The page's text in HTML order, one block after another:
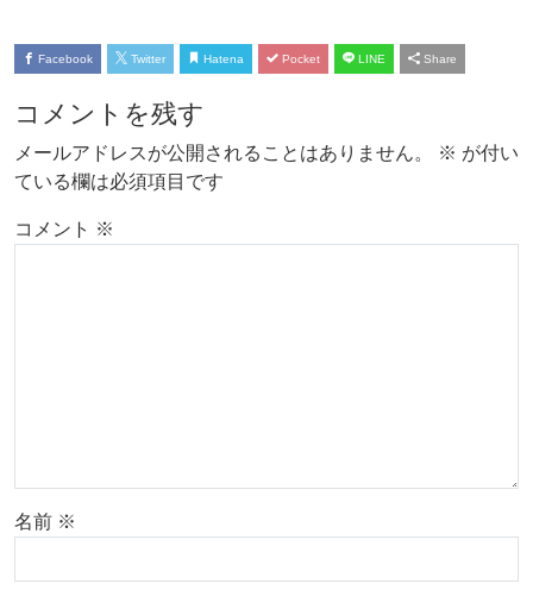
Facebook Twitter Hatena Pocket LINE Share
コメントを残す
メールアドレスが公開されることはありません。 ※ が付い
ている欄は必須項目です
コメント ※
名前 ※